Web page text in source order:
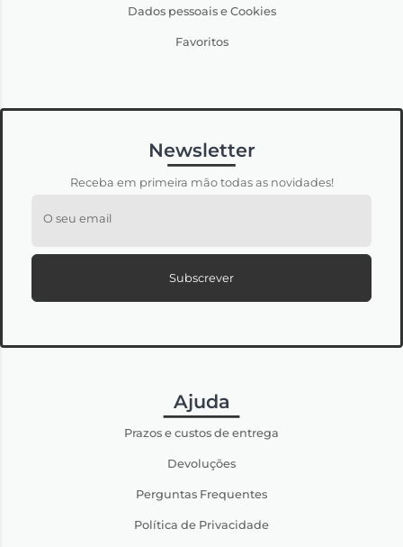
Dados pessoais e Cookies
Favoritos
Newsletter
Receba em primeira mão todas as novidades!
O seu email
Subscrever
Ajuda
Prazos e custos de entrega
Devoluções
Perguntas Frequentes
Política de Privacidade